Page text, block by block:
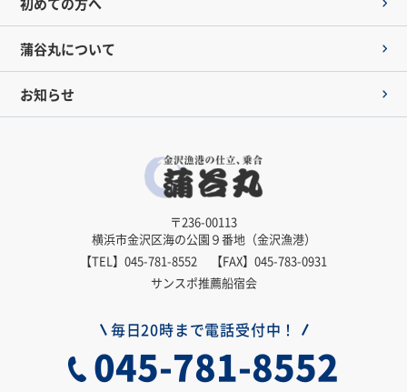
蒲谷丸について
お知らせ
〒236-00113
横浜市金沢区海の公園９番地（金沢漁港）
【TEL】 045-781-8552
【FAX】045-783-0931
サンスポ推薦船宿会
毎日20時まで電話受付中！
045-781-8552